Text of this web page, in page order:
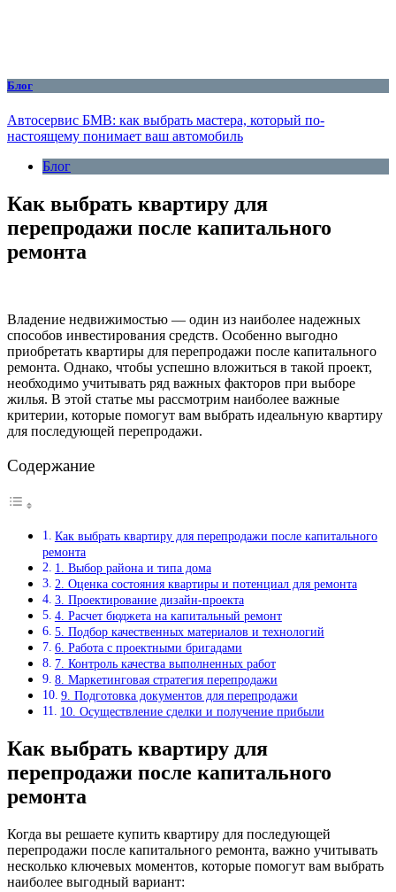
Блог
Автосервис БМВ: как выбрать мастера, который по-
настоящему понимает ваш автомобиль
Блог
Как выбрать квартиру для
перепродажи после капитального
ремонта
Владение недвижимостью — один из наиболее надежных
способов инвестирования средств. Особенно выгодно
приобретать квартиры для перепродажи после капитального
ремонта. Однако, чтобы успешно вложиться в такой проект,
необходимо учитывать ряд важных факторов при выборе
жилья. В этой статье мы рассмотрим наиболее важные
критерии, которые помогут вам выбрать идеальную квартиру
для последующей перепродажи.
Содержание
Как выбрать квартиру для перепродажи после капитального
ремонта
1. Выбор района и типа дома
2. Оценка состояния квартиры и потенциал для ремонта
3. Проектирование дизайн-проекта
4. Расчет бюджета на капитальный ремонт
5. Подбор качественных материалов и технологий
6. Работа с проектными бригадами
7. Контроль качества выполненных работ
8. Маркетинговая стратегия перепродажи
9. Подготовка документов для перепродажи
10. Осуществление сделки и получение прибыли
Как выбрать квартиру для
перепродажи после капитального
ремонта
Когда вы решаете купить квартиру для последующей
перепродажи после капитального ремонта, важно учитывать
несколько ключевых моментов, которые помогут вам выбрать
наиболее выгодный вариант: